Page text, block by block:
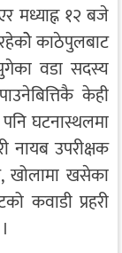
मध्याह्न १२ बजे
काठेपुलबाट
वडा सदस्य
केही
पनि घटनास्थलमा
नायब उपरीक्षक
खोलामा खसेका
कवाडी प्रहरी